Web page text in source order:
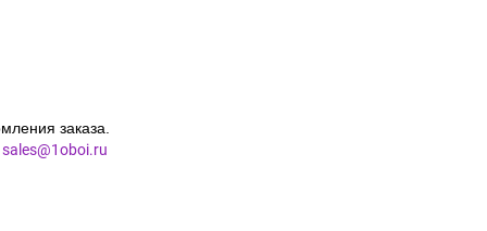
заказа.
sales@1oboi.ru